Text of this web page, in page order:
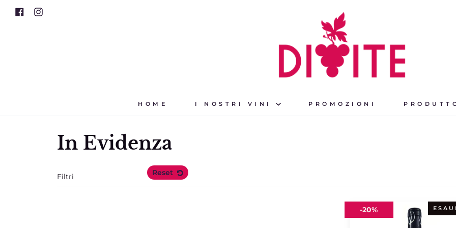
FacebookInstagram
HOME I NOSTRI VINI PROMOZIONI
In Evidenza
Filtri Reset
Cabòries
2018
-20%